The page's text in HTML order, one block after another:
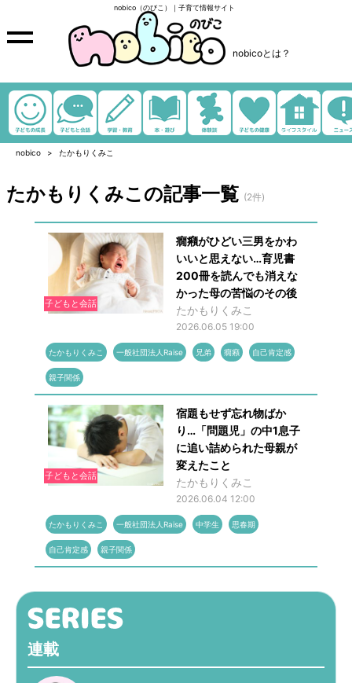
nobico（のびこ）｜子育て情報サイト
nobicoとは？
nobico たかもりくみこ
たかもりくみこの記事一覧 (2件)
子どもと会話
癇癪がひどい三男をかわ
いいと思えない…育児書
200冊を読んでも消えな
かった母の苦悩のその後
たかもりくみこ
2026.06.05 19:00
たかもりくみこ 一般社団法人Raise 兄弟 癇癪 自己肯定感
親子関係
子どもと会話
宿題もせず忘れ物ばか
り…「問題児」の中1息子
に追い詰められた母親が
変えたこと
たかもりくみこ
2026.06.04 12:00
たかもりくみこ 一般社団法人Raise 中学生 思春期
自己肯定感 親子関係
連載